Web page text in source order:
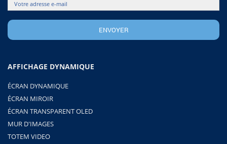
AFFICHAGE DYNAMIQUE
ÉCRAN DYNAMIQUE
ÉCRAN MIROIR
ÉCRAN TRANSPARENT OLED
MUR D'IMAGES
TOTEM VIDEO